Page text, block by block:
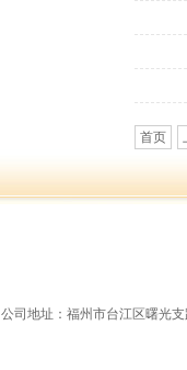
首页
公司地址：福州市台江区曙光